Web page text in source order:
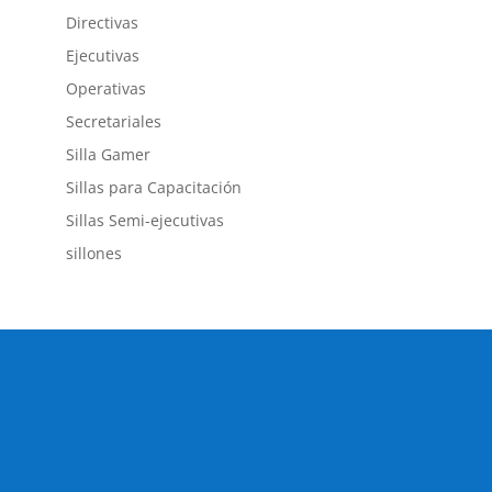
Directivas
Ejecutivas
Operativas
Secretariales
Silla Gamer
Sillas para Capacitación
Sillas Semi-ejecutivas
sillones